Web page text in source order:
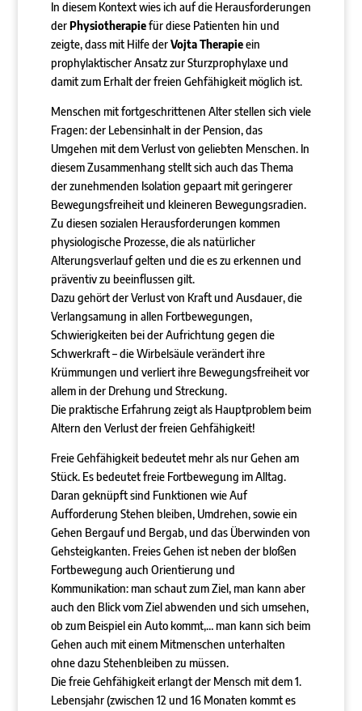
In diesem Kontext wies ich auf die Herausforderungen
derPhysiotherapiefür diese Patienten hin und
zeigte, dass mit Hilfe derVojta Therapieein
prophylaktischer Ansatz zur Sturzprophylaxe und
damit zum Erhalt der freien Gehfähigkeit möglich ist.
Menschen mit fortgeschrittenen Alter stellen sich viele
Fragen: der Lebensinhalt in der Pension, das
Umgehen mit dem Verlust von geliebten Menschen. In
diesem Zusammenhang stellt sich auch das Thema
der zunehmenden Isolation gepaart mit geringerer
Bewegungsfreiheit und kleineren Bewegungsradien.
Zu diesen sozialen Herausforderungen kommen
physiologische Prozesse, die als natürlicher
Alterungsverlauf gelten und die es zu erkennen und
präventiv zu beeinflussen gilt.
Dazu gehört der Verlust von Kraft und Ausdauer, die
Verlangsamung in allen Fortbewegungen,
Schwierigkeiten bei der Aufrichtung gegen die
Schwerkraft – die Wirbelsäule verändert ihre
Krümmungen und verliert ihre Bewegungsfreiheit vor
allem in der Drehung und Streckung.
Die praktische Erfahrung zeigt als Hauptproblem beim
Altern den Verlust der freien Gehfähigkeit!
Freie Gehfähigkeit bedeutet mehr als nur Gehen am
Stück. Es bedeutet freie Fortbewegung im Alltag.
Daran geknüpft sind Funktionen wie Auf
Aufforderung Stehen bleiben, Umdrehen, sowie ein
Gehen Bergauf und Bergab, und das Überwinden von
Gehsteigkanten. Freies Gehen ist neben der bloßen
Fortbewegung auch Orientierung und
Kommunikation: man schaut zum Ziel, man kann aber
auch den Blick vom Ziel abwenden und sich umsehen,
ob zum Beispiel ein Auto kommt,… man kann sich beim
Gehen auch mit einem Mitmenschen unterhalten
ohne dazu Stehenbleiben zu müssen.
Die freie Gehfähigkeit erlangt der Mensch mit dem 1.
Lebensjahr (zwischen 12 und 16 Monaten kommt es